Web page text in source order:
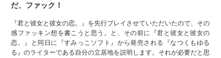
だ、ファック！
『君と彼女と彼女の恋。』を先行プレイさせていただいたので、その
感ファッキン想を書こうと思う。と、その前に『君と彼女と彼女の
恋。』と同日に『すみっこソフト』から発売される『なつくもゆる
る』のライターである自分の立居地を説明します。それが必要だと思